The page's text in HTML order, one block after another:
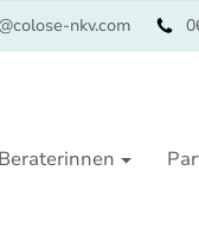
nkv.com
Beraterinnen